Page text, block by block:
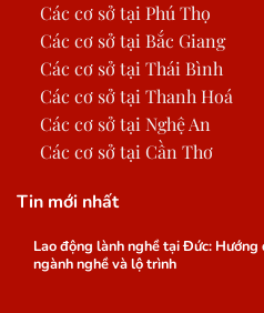
Các cơ sở tại Phú Thọ
Các cơ sở tại Bắc Giang
Các cơ sở tại Thái Bình
Các cơ sở tại Thanh Hoá
Các cơ sở tại Nghệ An
Các cơ sở tại Cần Thơ
Tin mới nhất
Lao động lành nghề tại Đức: Hướng
ngành nghề và lộ trình